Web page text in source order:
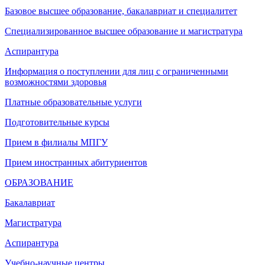
Базовое высшее образование, бакалавриат и специалитет
Специализированное высшее образование и магистратура
Аспирантура
Информация о поступлении для лиц с ограниченными
возможностями здоровья
Платные образовательные услуги
Подготовительные курсы
Прием в филиалы МПГУ
Прием иностранных абитуриентов
ОБРАЗОВАНИЕ
Бакалавриат
Магистратура
Аспирантура
Учебно-научные центры